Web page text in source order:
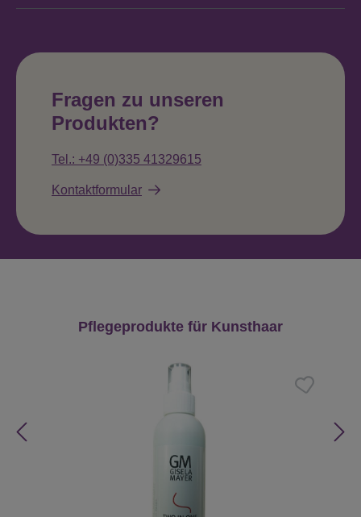
Fragen zu unseren
Produkten?
Tel.: +49 (0)335 41329615
Kontaktformular
Produktgalerie überspringen
Pflegeprodukte für Kunsthaar